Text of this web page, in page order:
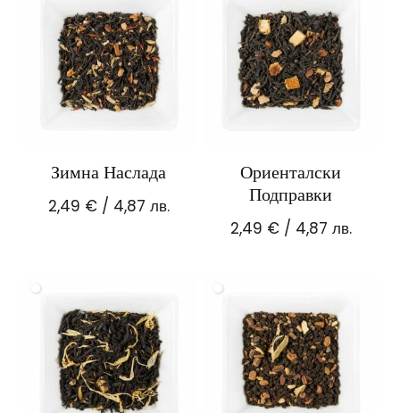
Зимна Наслада
2,49 €/ 4,87 лв.
Ориенталски
Подправки
2,49 €/ 4,87 лв.